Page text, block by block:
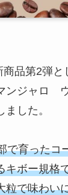
商品第2弾
ンジャロ
した。
で育ったコ
キボー規格
粒で味わい